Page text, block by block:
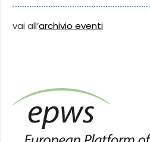
vai all’archivio eventi